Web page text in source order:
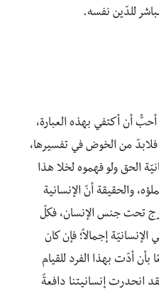
للدّين نفسه.
أن أكتفي بهذه العبارة،
فلابدّ من الخوض في تفسيرها،
الحق ولو فهموه لخلا هذا
والحقيقة أنّ الإنسانية
تحت جنس الإنسان، فكلّ
إجمالاً؛ فإن كان
أدّت بهذا الفرد للقيام
انحدرت إنسانيتنا دافعةً